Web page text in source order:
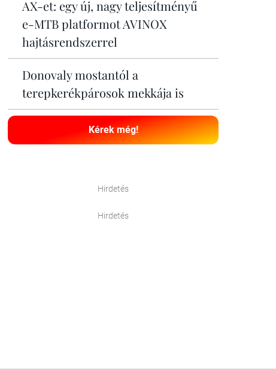
AX-et: egy új, nagy teljesítményű
e-MTB platformot AVINOX
hajtásrendszerrel
Donovaly mostantól a
terepkerékpárosok mekkája is
Kérek még!
Hirdetés
Hirdetés